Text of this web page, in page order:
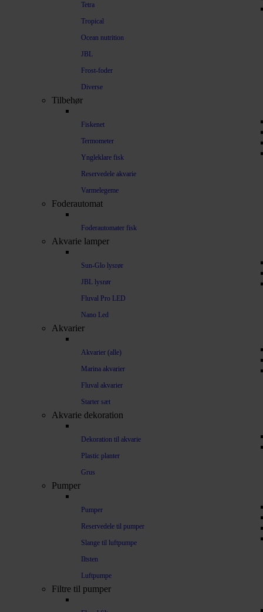
Tetra
Tropical
Ocean nutrition
JBL
Frost-foder
Diverse
Tilbehør
Fiskenet
Termometer
Yngleklare fisk
Reservedele akvarie
Varmelegeme
Foderautomat
Foderautomater fisk
Akvarie lamper
Sun-Glo lysrør
JBL lysrør
Fluval Pro LED
Nano Led
Akvarier
Akvarier (alle)
Marina akvarier
Fluval akvarier
Starter sæt
Akvarie dekoration
Dekoration til akvarie
Plastic planter
Grus
Pumper
Pumper
Reservedele til pumper
Slange til luftpumpe
Iltsten
Luftpumpe
Filtre til pumper